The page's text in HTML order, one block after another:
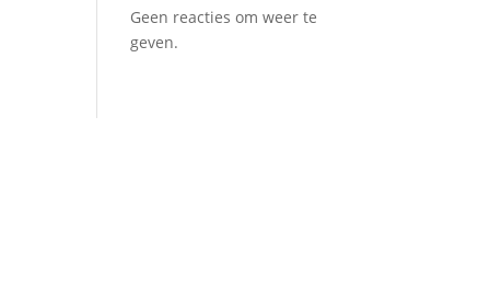
Geen reacties om weer te
geven.